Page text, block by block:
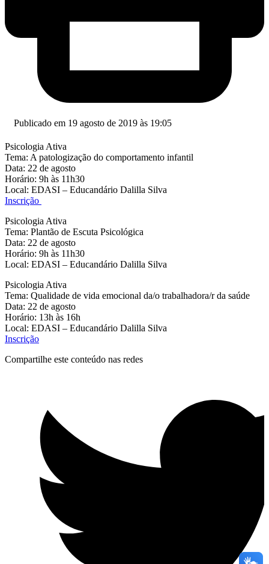
Publicado em 19 agosto de 2019 às 19:05
Psicologia Ativa
Tema: A patologização do comportamento infantil
Data: 22 de agosto
Horário: 9h às 11h30
Local: EDASI – Educandário Dalilla Silva
Inscrição
Psicologia Ativa
Tema: Plantão de Escuta Psicológica
Data: 22 de agosto
Horário: 9h às 11h30
Local: EDASI – Educandário Dalilla Silva
Psicologia Ativa
Tema: Qualidade de vida emocional da/o trabalhadora/r da saúde
Data: 22 de agosto
Horário: 13h às 16h
Local: EDASI – Educandário Dalilla Silva
Inscrição
Compartilhe este conteúdo nas redes